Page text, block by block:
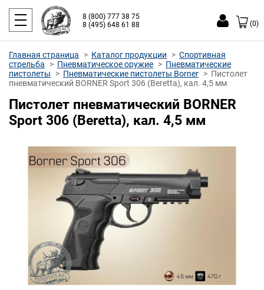
8 (800) 777 38 75
8 (495) 648 61 88
(0)
Главная страница Каталог продукции
Спортивная
стрельба
Пневматическое оружие
Пневматические
пистолеты
Пневматические пистолеты Borner
Пистолет
пневматический BORNER Sport 306 (Beretta), кал. 4,5 мм
Пистолет пневматический BORNER
Sport 306 (Beretta), кал. 4,5 мм